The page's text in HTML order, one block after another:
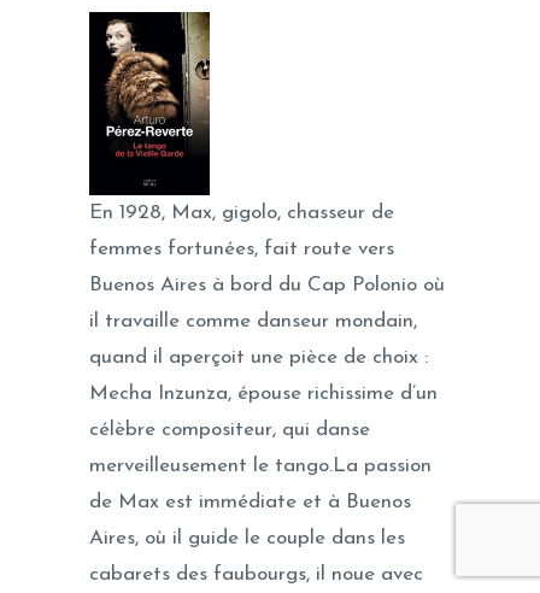
En 1928, Max, gigolo, chasseur de
femmes fortunées, fait route vers
Buenos Aires à bord du Cap Polonio où
il travaille comme danseur mondain,
quand il aperçoit une pièce de choix :
Mecha Inzunza, épouse richissime d’un
célèbre compositeur, qui danse
merveilleusement le tango.La passion
de Max est immédiate et à Buenos
Aires, où il guide le couple dans les
cabarets des faubourgs, il noue avec